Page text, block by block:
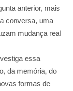
anterior, mais
conversa, uma
mudança real
essa
da memória, do
formas de